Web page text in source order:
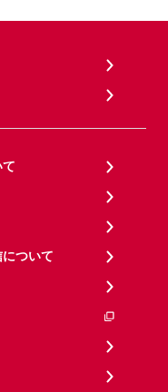
ついて